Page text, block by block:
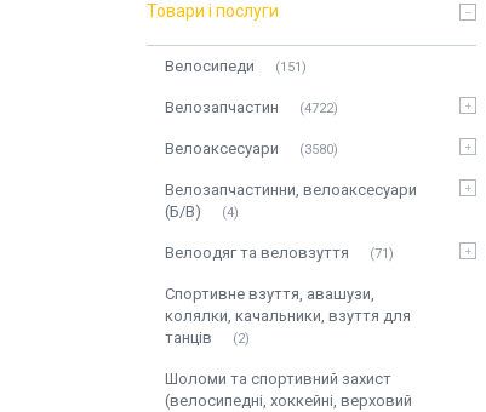
Товари і послуги
Велосипеди 151
Велозапчастин 4722
Велоаксесуари 3580
Велозапчастинни, велоаксесуари
(Б/В)
4
Велоодяг та веловзуття 71
Спортивне взуття, авашузи,
колялки, качальники, взуття для
танців
2
Шоломи та спортивний захист
(велосипедні, хоккейні, верховий